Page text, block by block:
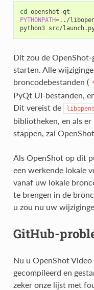
cd
PYTHONPATH=../
python3
Dit zou de
starten. Alle
broncodebestanden (
PyQt UI-bestanden,
Dit vereist de
bibliotheken, en als
stappen, zal
Als OpenShot op dit
een werkende lokale
vanaf uw lokale
te brengen in de
u zou nu uw
GitHub-
Nu u OpenShot
gecompileerd en
zeker onze lijst met